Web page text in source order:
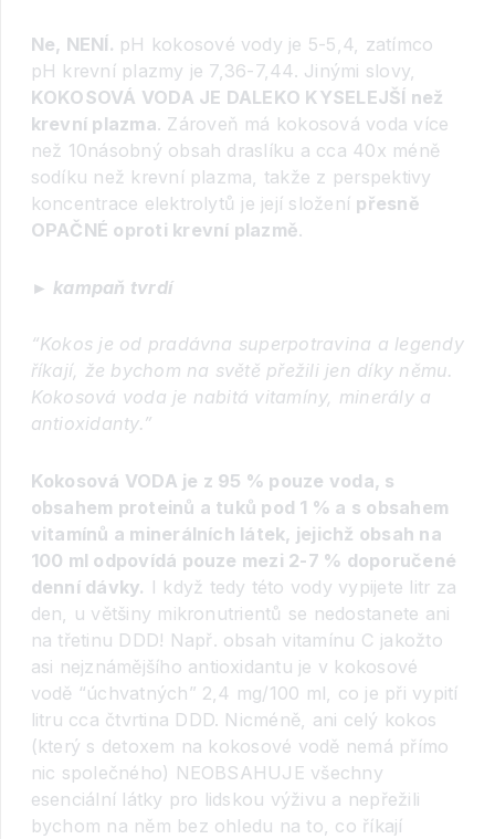
Ne, NENÍ. pH kokosové vody je 5-5,4, zatímco
pH krevní plazmy je 7,36-7,44. Jinými slovy,
KOKOSOVÁ VODA JE DALEKO KYSELEJŠÍ než
krevní plazma. Zároveň má kokosová voda více
než 10násobný obsah draslíku a cca 40x méně
sodíku než krevní plazma, takže z perspektivy
koncentrace elektrolytů je její složení přesně
OPAČNÉ oproti krevní plazmě.
► kampaň tvrdí
“Kokos je od pradávna superpotravina a legendy
říkají, že bychom na světě přežili jen díky němu.
Kokosová voda je nabitá vitamíny, minerály a
antioxidanty.”
Kokosová VODA je z 95 % pouze voda, s
obsahem proteinů a tuků pod 1 % a s obsahem
vitamínů a minerálních látek, jejichž obsah na
100 ml odpovídá pouze mezi 2-7 % doporučené
denní dávky. I když tedy této vody vypijete litr za
den, u většiny mikronutrientů se nedostanete ani
na třetinu DDD! Např. obsah vitamínu C jakožto
asi nejznámějšího antioxidantu je v kokosové
vodě “úchvatných” 2,4 mg/100 ml, co je při vypití
litru cca čtvrtina DDD. Nicméně, ani celý kokos
(který s detoxem na kokosové vodě nemá přímo
nic společného) NEOBSAHUJE všechny
esenciální látky pro lidskou výživu a nepřežili
bychom na něm bez ohledu na to, co říkají